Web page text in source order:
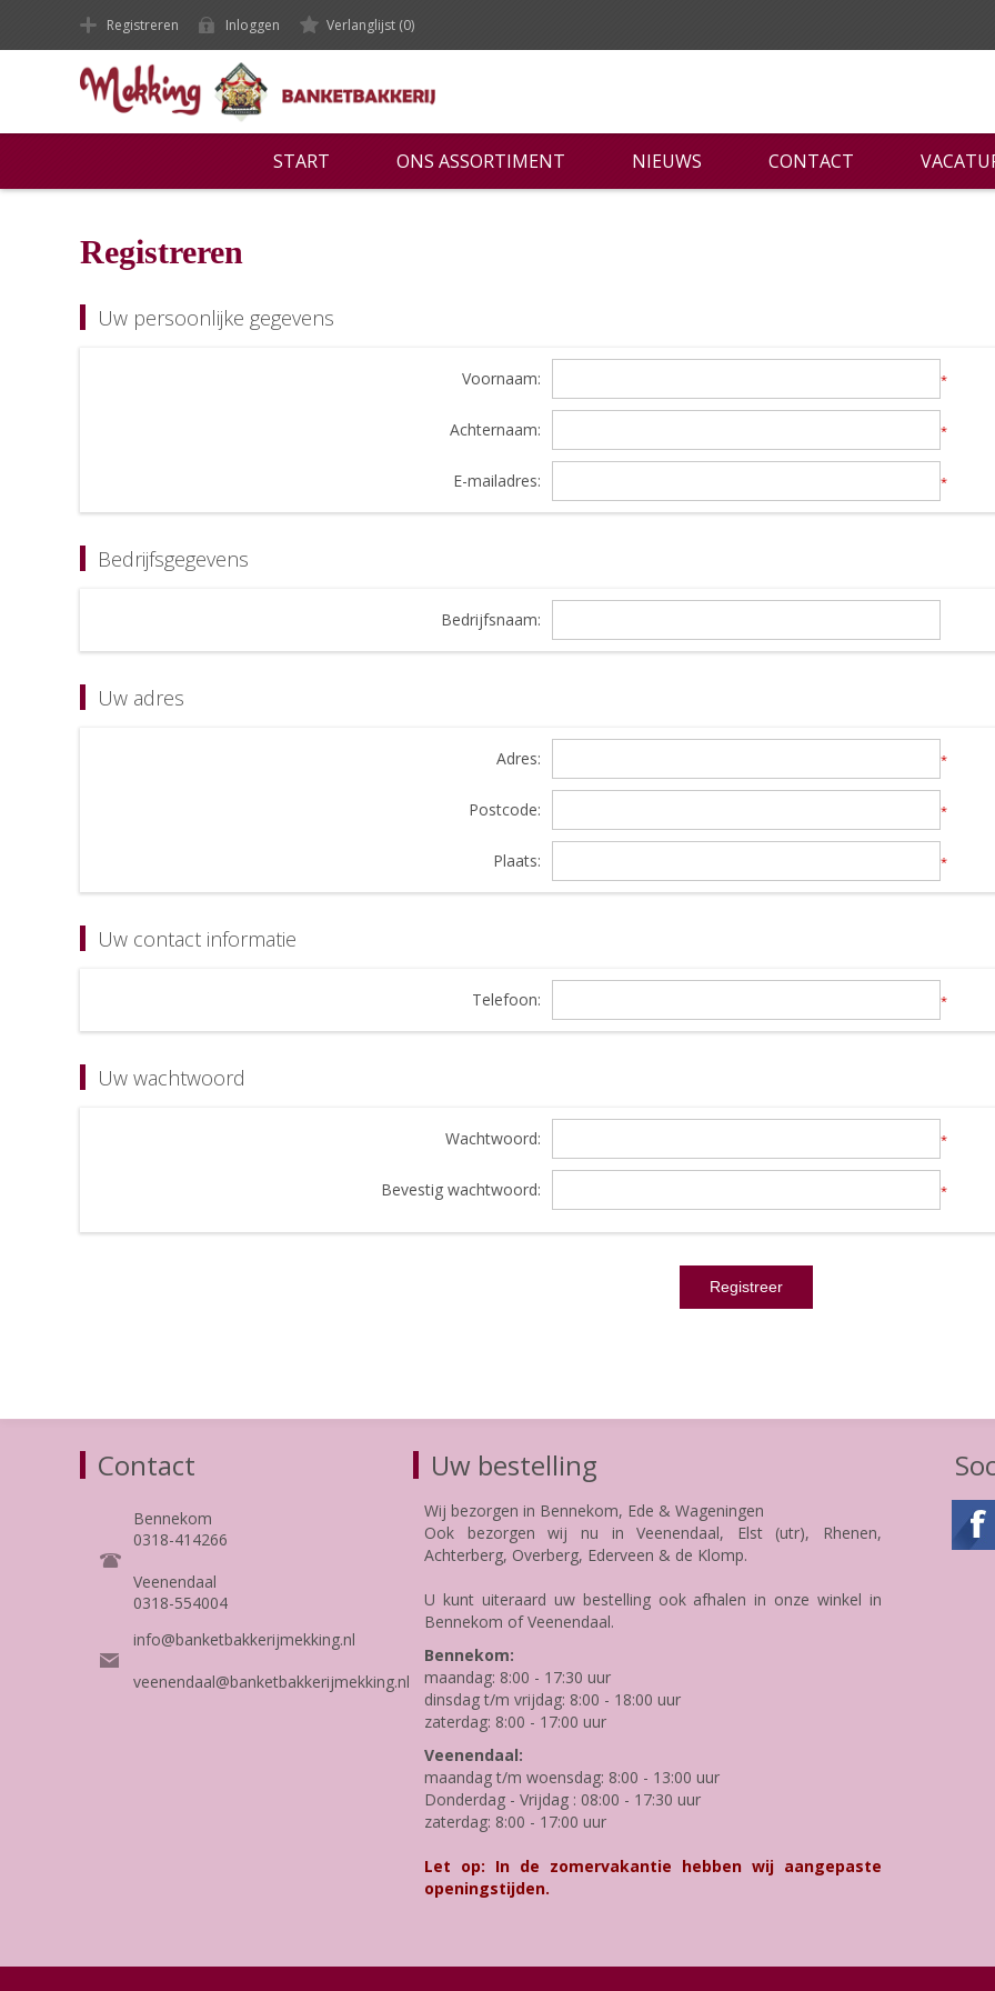
Registreren Inloggen Verlanglijst (0)
START ONS ASSORTIMENT NIEUWS CONTACT
Registreren
Uw persoonlijke gegevens
Voornaam: *
Achternaam: *
E-mailadres: *
Bedrijfsgegevens
Bedrijfsnaam:
Uw adres
Adres: *
Postcode: *
Plaats: *
Uw contact informatie
Telefoon: *
Uw wachtwoord
Wachtwoord: *
Bevestig wachtwoord: *
Contact
Bennekom
0318-414266
Veenendaal
0318-554004
info@banketbakkerijmekking.nl
veenendaal@banketbakkerijmekking.nl
Uw bestelling
Wij bezorgen in Bennekom, Ede & Wageningen
Ook bezorgen wij nu in Veenendaal, Elst (utr), Rhenen,
Achterberg, Overberg, Ederveen & de Klomp.
U kunt uiteraard uw bestelling ook afhalen in onze winkel in
Bennekom of Veenendaal.
Bennekom:
maandag: 8:00 - 17:30 uur
dinsdag t/m vrijdag: 8:00 - 18:00 uur
zaterdag: 8:00 - 17:00 uur
Veenendaal:
maandag t/m woensdag: 8:00 - 13:00 uur
Donderdag - Vrijdag : 08:00 - 17:30 uur
zaterdag: 8:00 - 17:00 uur
Let op: In de zomervakantie hebben wij aangepaste
openingstijden.